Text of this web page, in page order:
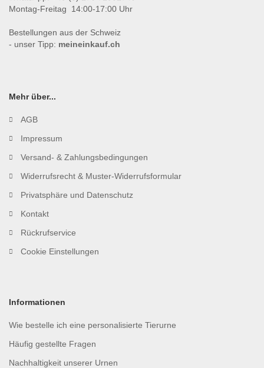
Montag-Freitag 14:00-17:00 Uhr
Bestellungen aus der Schweiz
- unser Tipp: meineinkauf.ch
Mehr über...
AGB
Impressum
Versand- & Zahlungsbedingungen
Widerrufsrecht & Muster-Widerrufsformular
Privatsphäre und Datenschutz
Kontakt
Rückrufservice
Cookie Einstellungen
Informationen
Wie bestelle ich eine personalisierte Tierurne
Häufig gestellte Fragen
Nachhaltigkeit unserer Urnen